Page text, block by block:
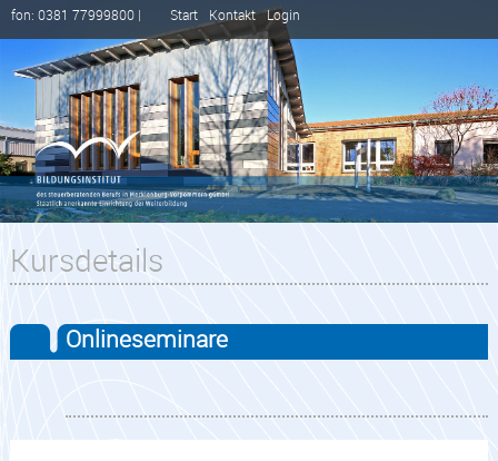
fon: 0381 77999800 | Start Kontakt Login
Kursdetails
Onlineseminare